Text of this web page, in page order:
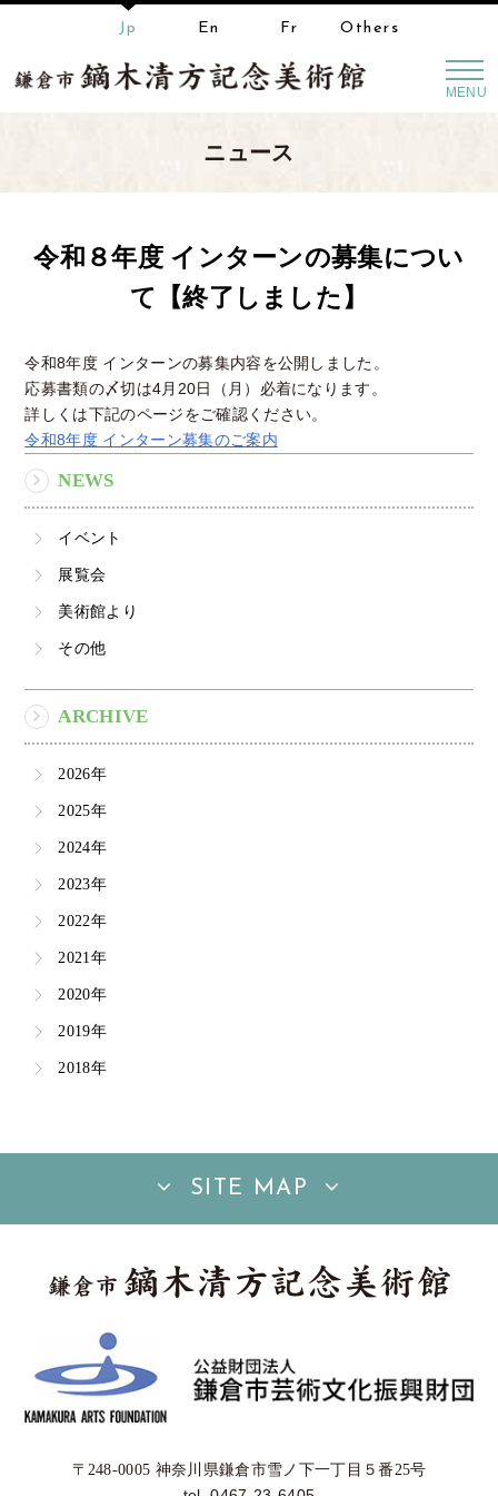
Jp En Fr Others
MENU
ニュース
令和８年度 インターンの募集につい
て【終了しました】
令和8年度 インターンの募集内容を公開しました。
応募書類の〆切は4月20日（月）必着になります。
詳しくは下記のページをご確認ください。
令和8年度 インターン募集のご案内
NEWS
イベント
展覧会
美術館より
その他
ARCHIVE
2026年
2025年
2024年
2023年
2022年
2021年
2020年
2019年
2018年
SITE MAP
〒248-0005 神奈川県鎌倉市雪ノ下一丁目５番25号